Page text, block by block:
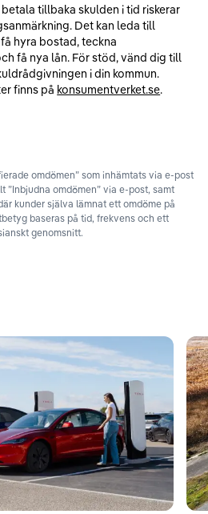
tillbaka skulden i tid riskerar
Det kan leda till
hyra bostad, teckna
få nya lån. För stöd, vänd dig till
i din kommun.
finns på konsumentverket.se.
omdömen” som inhämtats via e-post
”Inbjudna omdömen” via e-post, samt
kunder själva lämnat ett omdöme på
baseras på tid, frekvens och ett
genomsnitt.